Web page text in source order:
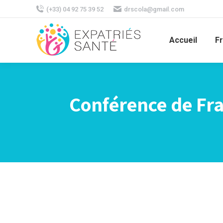
(+33) 04 92 75 39 52 drscola@gmail.com
Accueil
Conférence de